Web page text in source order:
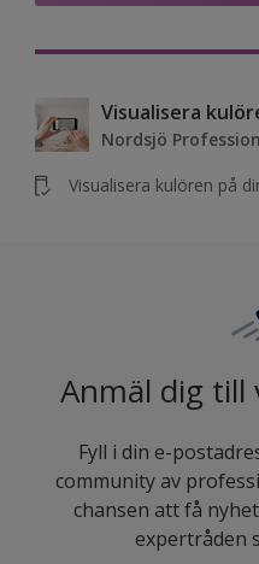
Visualisera
Nordsjö
Visualisera kulören på
Anmäl dig till
Fyll i din e-
community av
chansen att få
expertråden